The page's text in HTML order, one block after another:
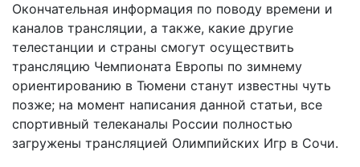
Окончательная информация по поводу времени и
каналов трансляции, а также, какие другие
телестанции и страны смогут осуществить
трансляцию Чемпионата Европы по зимнему
ориентированию в Тюмени станут известны чуть
позже; на момент написания данной статьи, все
спортивный телеканалы России полностью
загружены трансляцией Олимпийских Игр в Сочи.